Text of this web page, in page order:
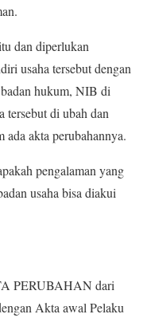
dan diperlukan
usaha tersebut dengan
badan hukum, NIB di
tersebut di ubah dan
ada akta perubahannya.
pengalaman yang
usaha bisa diakui
PERUBAHAN dari
Akta awal Pelaku